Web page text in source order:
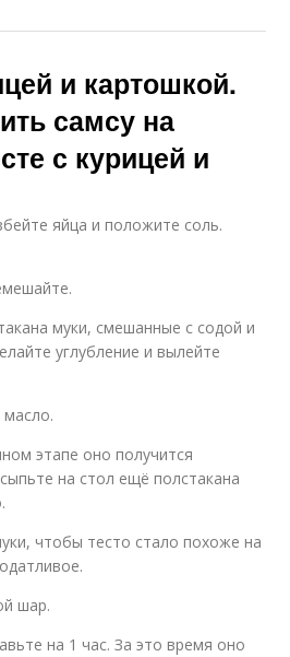
и картошкой.
самсу на
с курицей и
яйца и положите соль.
муки, смешанные с содой и
углубление и вылейте
этапе оно получится
на стол ещё полстакана
чтобы тесто стало похоже на
шар.
на 1 час. За это время оно